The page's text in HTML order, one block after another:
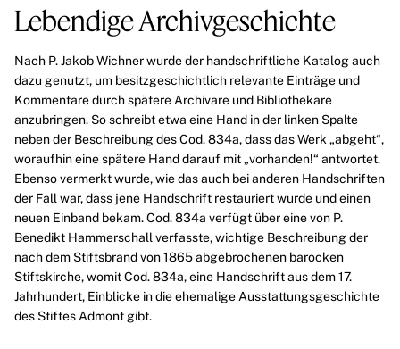
Lebendige Archivgeschichte
Nach P. Jakob Wichner wurde der handschriftliche Katalog auch
dazu genutzt, um besitzgeschichtlich relevante Einträge und
Kommentare durch spätere Archivare und Bibliothekare
anzubringen. So schreibt etwa eine Hand in der linken Spalte
neben der Beschreibung desCod. 834a, dass das Werk „abgeht“,
woraufhin eine spätere Hand darauf mit „vorhanden!“ antwortet.
Ebenso vermerkt wurde, wie das auch bei anderen Handschriften
der Fall war, dass jene Handschrift restauriert wurde und einen
neuen Einband bekam. Cod. 834a verfügt über eine von P.
Benedikt Hammerschall verfasste, wichtige Beschreibungder
nach dem Stiftsbrand von 1865 abgebrochenen barocken
Stiftskirche, womit Cod. 834a, eine Handschrift aus dem 17.
Jahrhundert, Einblicke in die ehemalige Ausstattungsgeschichte
des Stiftes Admont gibt.